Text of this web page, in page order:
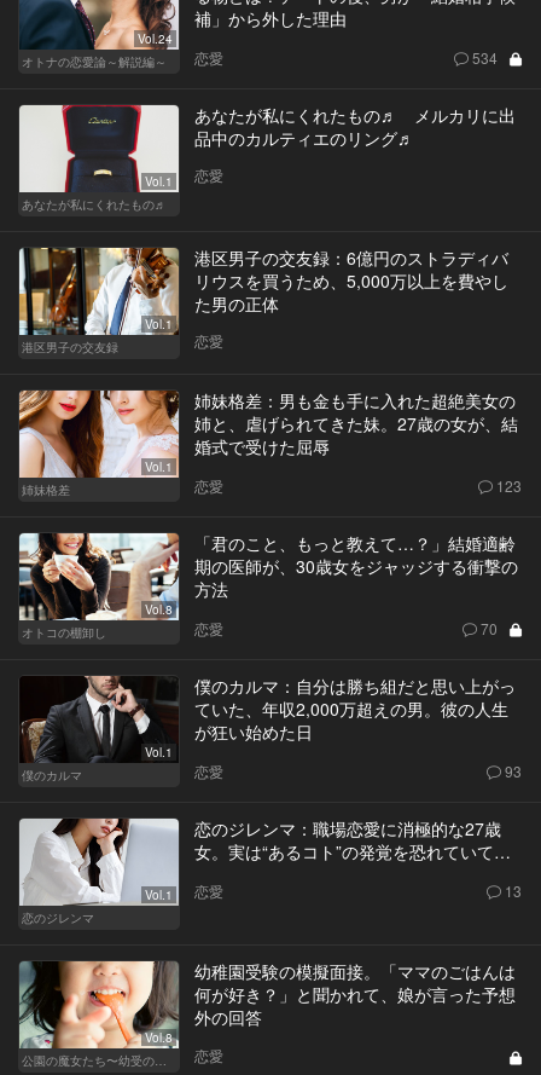
Vol.24
オトナの恋愛論～解説編～
補」から外した理由
恋愛 534
Vol.1
あなたが私にくれたもの♬
あなたが私にくれたもの♬ メルカリに出
品中のカルティエのリング♬
恋愛
Vol.1
港区男子の交友録
港区男子の交友録：6億円のストラディバ
リウスを買うため、5,000万以上を費やし
た男の正体
恋愛
Vol.1
姉妹格差
姉妹格差：男も金も手に入れた超絶美女の
姉と、虐げられてきた妹。27歳の女が、結
婚式で受けた屈辱
恋愛 123
Vol.8
オトコの棚卸し
「君のこと、もっと教えて…？」結婚適齢
期の医師が、30歳女をジャッジする衝撃の
方法
恋愛 70
Vol.1
僕のカルマ
僕のカルマ：自分は勝ち組だと思い上がっ
ていた、年収2,000万超えの男。彼の人生
が狂い始めた日
恋愛 93
Vol.1
恋のジレンマ
恋のジレンマ：職場恋愛に消極的な27歳
女。実は“あるコト”の発覚を恐れていて…
恋愛 13
Vol.8
幼稚園受験の模擬面接。「ママのごはんは
何が好き？」と聞かれて、娘が言った予想
外の回答
恋愛